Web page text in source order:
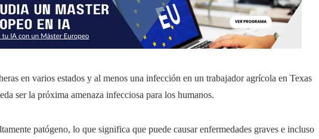
en varios estados y al menos una infección en un trabajador agrícola en Texas
ser la próxima amenaza infecciosa para los humanos.
patógeno, lo que significa que puede causar enfermedades graves e incluso